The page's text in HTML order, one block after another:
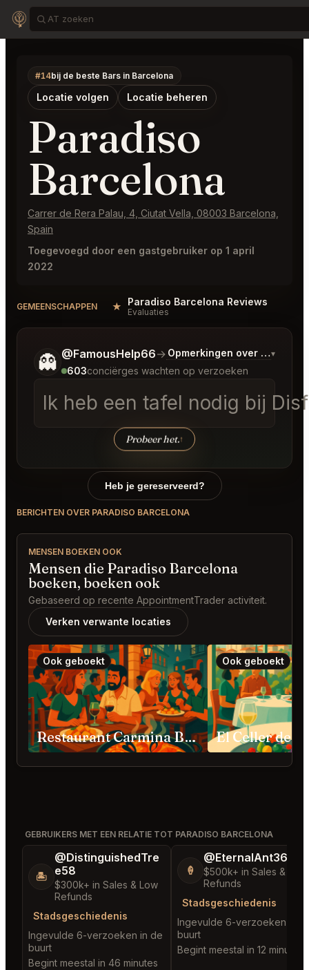
#14bij de beste Bars in Barcelona
Locatie volgen Locatie beheren
Paradiso
Barcelona
Carrer de Rera Palau, 4, Ciutat Vella, 08003 Barcelona,
Spain
Toegevoegd door een gastgebruiker op 1 april
2022
GEMEENSCHAPPEN ★ Paradiso Barcelona Reviews
Evaluaties
👻 @FamousHelp66→ Opmerkingen over Laatste
▾
603conciërges wachten op verzoeken
Ik heb een tafel nodig bij
Probeer het.↑
Vertel me wat je wilt.
Heb je gereserveerd?
BERICHTEN OVER PARADISO BARCELONA
MENSEN BOEKEN OOK
Mensen die Paradiso Barcelona
boeken, boeken ook
Gebaseerd op recente AppointmentTrader activiteit.
Verken verwante locaties
Ook geboekt
Restaurant Carmina Barcelona
Ook geboekt
GEBRUIKERS MET EEN RELATIE TOT PARADISO BARCELONA
🏝️
@DistinguishedTre
e58
$300k+ in Sales & Low
Refunds
Stadsgeschiedenis
Ingevulde 6-verzoeken in de
buurt
Begint meestal in 46 minutes
🍦
@EternalAnt36
$500k+ in Sales & Low
Refunds
Stadsgeschiedenis
Ingevulde 6-verzoeken in
buurt
Begint meestal in 12 minutes